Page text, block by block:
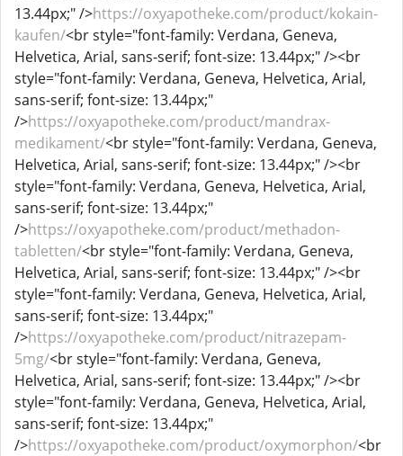
13.44px;" />https://oxyapotheke.com/product/kokain-
kaufen/<br style="font-family: Verdana, Geneva,
Helvetica, Arial, sans-serif; font-size: 13.44px;" /><br
style="font-family: Verdana, Geneva, Helvetica, Arial,
sans-serif; font-size: 13.44px;"
/>https://oxyapotheke.com/product/mandrax-
medikament/<br style="font-family: Verdana, Geneva,
Helvetica, Arial, sans-serif; font-size: 13.44px;" /><br
style="font-family: Verdana, Geneva, Helvetica, Arial,
sans-serif; font-size: 13.44px;"
/>https://oxyapotheke.com/product/methadon-
tabletten/<br style="font-family: Verdana, Geneva,
Helvetica, Arial, sans-serif; font-size: 13.44px;" /><br
style="font-family: Verdana, Geneva, Helvetica, Arial,
sans-serif; font-size: 13.44px;"
/>https://oxyapotheke.com/product/nitrazepam-
5mg/<br style="font-family: Verdana, Geneva,
Helvetica, Arial, sans-serif; font-size: 13.44px;" /><br
style="font-family: Verdana, Geneva, Helvetica, Arial,
sans-serif; font-size: 13.44px;"
/>https://oxyapotheke.com/product/oxymorphon/<br